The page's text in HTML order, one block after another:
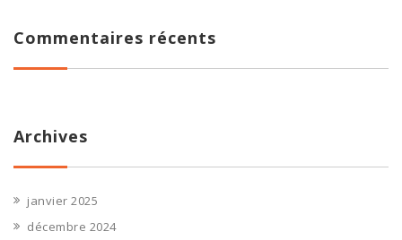
Commentaires récents
Archives
janvier 2025
décembre 2024